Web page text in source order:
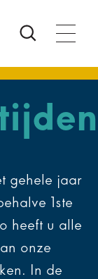
gehele jaar
1ste
heeft u alle
onze
In de